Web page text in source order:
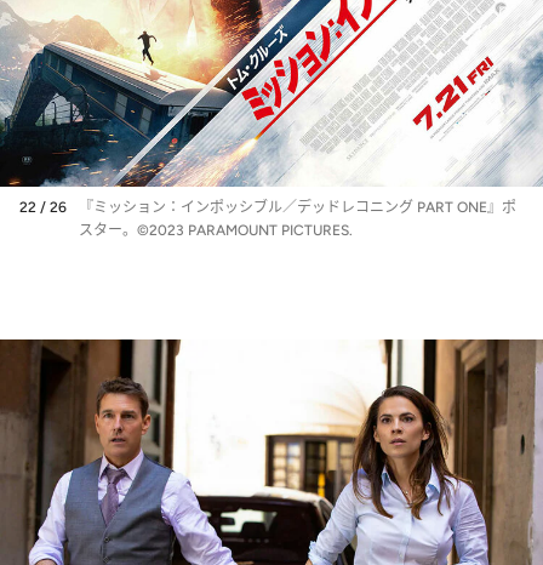
22 / 26
『ミッション：インポッシブル／デッドレコニング PART ONE』ポ
スター。©2023 PARAMOUNT PICTURES.